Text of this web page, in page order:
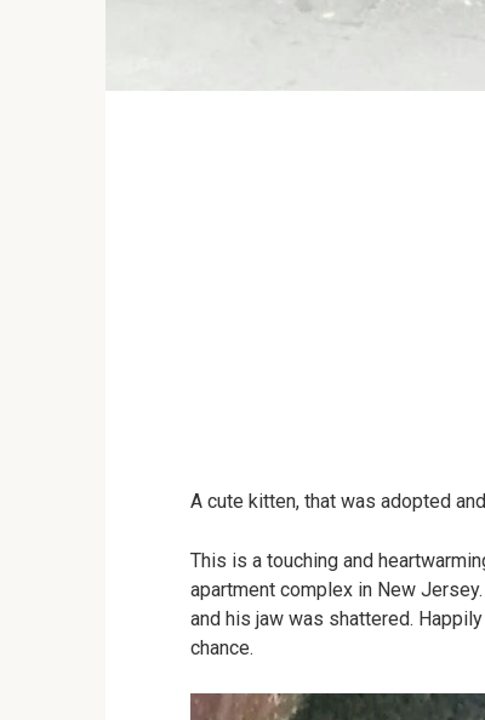
A cute kitten, that was adopted
This is a touching and
apartment complex in New
and his jaw was shattered.
chance.